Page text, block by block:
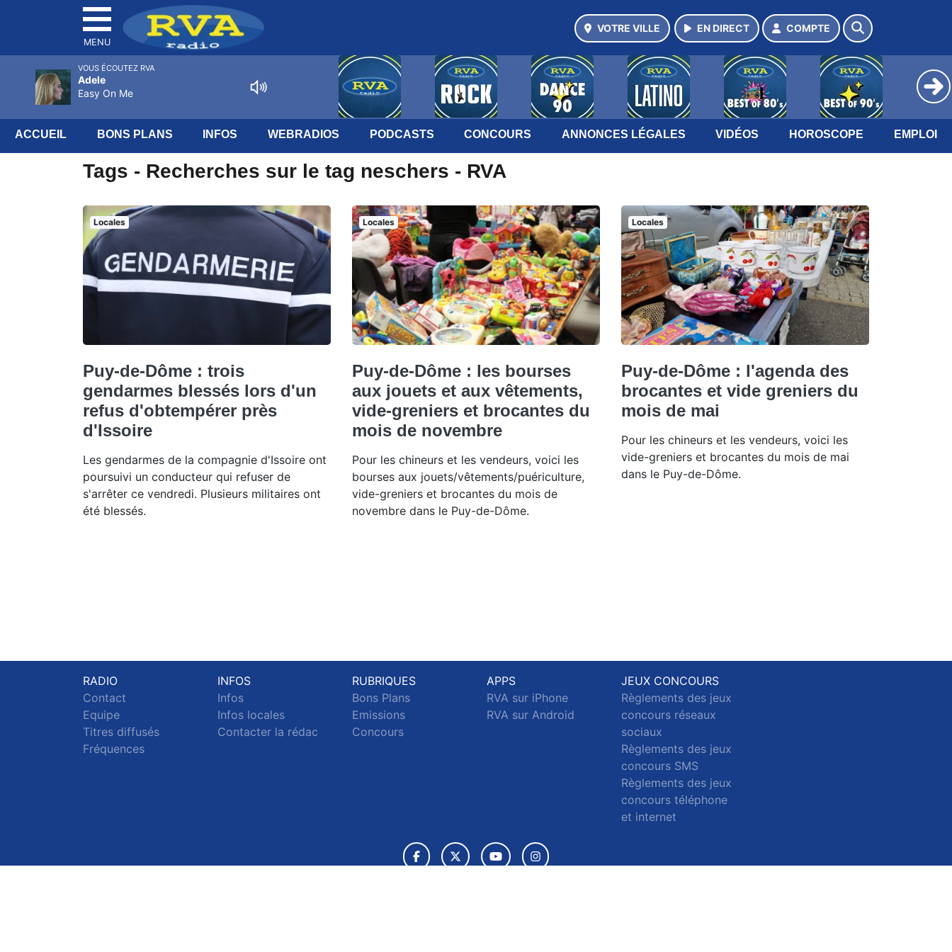
MENU
VOTRE VILLE EN DIRECT COMPTE
ACCUEIL BONS PLANS INFOS WEBRADIOS PODCASTS CONCOURS ANNONCES LÉGALES VIDÉOS HOROSCOPE EMPLOI
Tags - Recherches sur le tag neschers - RVA
Locales
Puy-de-Dôme : trois
gendarmes blessés lors d'un
refus d'obtempérer près
d'Issoire
Les gendarmes de la compagnie d'Issoire ont
poursuivi un conducteur qui refuser de
s'arrêter ce vendredi. Plusieurs militaires ont
été blessés.
Locales
Puy-de-Dôme : les bourses
aux jouets et aux vêtements,
vide-greniers et brocantes du
mois de novembre
Pour les chineurs et les vendeurs, voici les
bourses aux jouets/vêtements/puériculture,
vide-greniers et brocantes du mois de
novembre dans le Puy-de-Dôme.
Locales
Puy-de-Dôme : l'agenda des
brocantes et vide greniers du
mois de mai
Pour les chineurs et les vendeurs, voici les
vide-greniers et brocantes du mois de mai
dans le Puy-de-Dôme.
RADIO
Contact
Equipe
Titres diffusés
Fréquences
INFOS
Infos
Infos locales
Contacter la rédac
RUBRIQUES
Bons Plans
Emissions
Concours
APPS
RVA sur iPhone
RVA sur Android
JEUX CONCOURS
Règlements des jeux
concours réseaux
sociaux
Règlements des jeux
concours SMS
Règlements des jeux
concours téléphone
et internet
VOUS ÉCOUTEZ RVA
Adele
Easy On Me